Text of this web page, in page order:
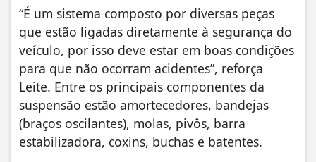
“É um sistema composto por diversas peças
que estão ligadas diretamente à segurança do
veículo, por isso deve estar em boas condições
para que não ocorram acidentes”, reforça
Leite. Entre os principais componentes da
suspensão estão amortecedores, bandejas
(braços oscilantes), molas, pivôs, barra
estabilizadora, coxins, buchas e batentes.